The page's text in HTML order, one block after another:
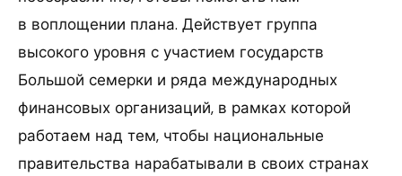
в воплощении плана. Действует группа
высокого уровня с участием государств
Большой семерки и ряда международных
финансовых организаций, в рамках которой
работаем над тем, чтобы национальные
правительства нарабатывали в своих странах